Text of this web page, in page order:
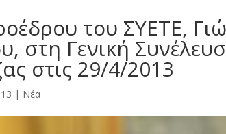
του ΣΥΕΤΕ,
στη Γενική
στις 29/4/2013
| Νέα